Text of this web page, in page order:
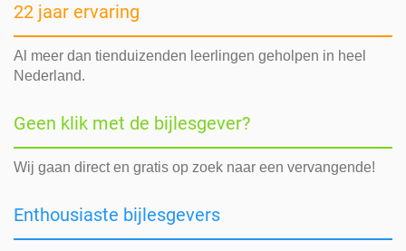
22 jaar ervaring
Al meer dan tienduizenden leerlingen geholpen in heel
Nederland.
Geen klik met de bijlesgever?
Wij gaan direct en gratis op zoek naar een vervangende!
Enthousiaste bijlesgevers